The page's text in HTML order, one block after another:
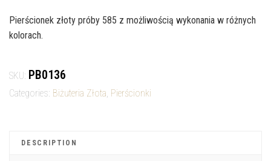
Pierścionek złoty próby 585 z możliwością wykonania w różnych
kolorach.
SKU: PB0136
Categories: Biżuteria Złota Pierścionki
DESCRIPTION